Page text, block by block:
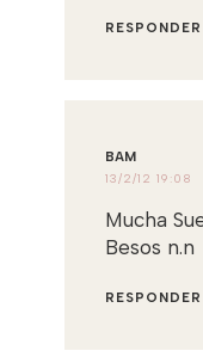
RESPONDER
BAM
13/2/12 19:08
Mucha
Besos n.n
RESPONDER